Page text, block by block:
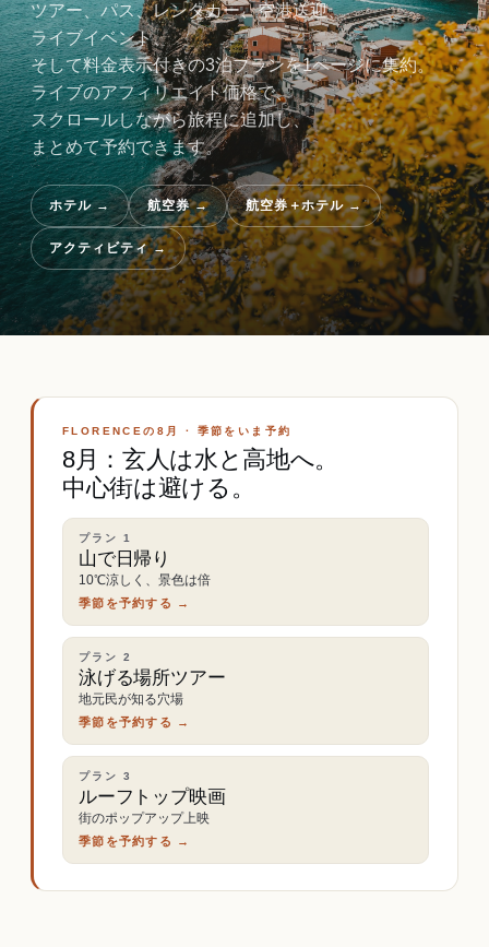
ツアー、パス、レンタカー、空港送迎、
ライブイベント、
そして料金表示付きの3泊プランを1ページに集約。
ライブのアフィリエイト価格で、
スクロールしながら旅程に追加し、
まとめて予約できます。
ホテル→ 航空券→ 航空券＋ホテル→
アクティビティ→
FLORENCEの8月 · 季節をいま予約
8月：玄人は水と高地へ。
中心街は避ける。
プラン 1
山で日帰り
10℃涼しく、景色は倍
季節を予約する →
プラン 2
泳げる場所ツアー
地元民が知る穴場
季節を予約する →
プラン 3
ルーフトップ映画
街のポップアップ上映
季節を予約する →